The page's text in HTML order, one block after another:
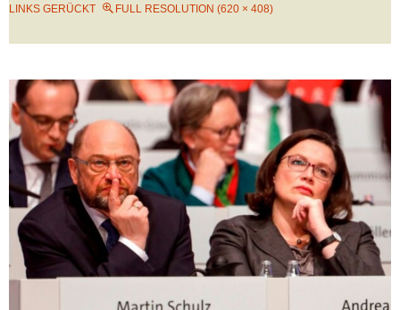
LINKS GERÜCKT
FULL RESOLUTION (620 × 408)